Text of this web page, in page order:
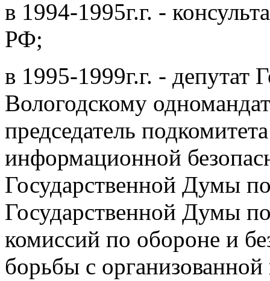
в 1994-1995г.г. -
РФ;
в 1995-1999г.г. -
Вологодскому
председатель
информационной
Государственной Думы
Государственной Думы
комиссий по обороне и
борьбы с